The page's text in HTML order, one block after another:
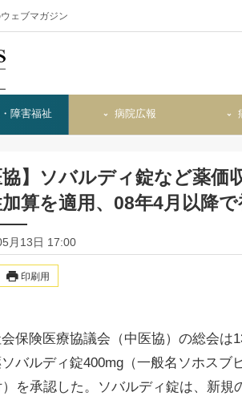
ェブマガジン
障害福祉 病院広報
協】ソバルディ錠など薬価
算を適用、08年4月以降で
月13日 17:00
印刷用
保険医療協議会（中医協）の総会は
バルディ錠400mg（一般名ソホスブ
）を承認した。ソバルディ錠は、新